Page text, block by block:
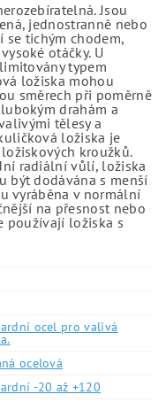
Jsou
jednostranně nebo
se tichým chodem,
otáčky. U
typem
ložiska mohou
směrech při poměrně
drahám a
tělesy a
ložiska je
kroužků.
radiální vůlí, ložiska
být dodávána s menší
vyráběna v normální
na přesnost nebo
používají ložiska s
ocel pro valivá
ocelová
-20 až +120